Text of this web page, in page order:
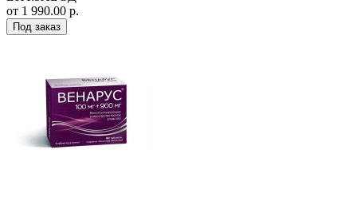
от 1 990.00 р.
Под заказ